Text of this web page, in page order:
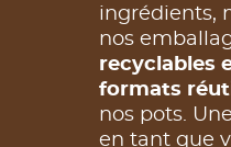
ingrédients,
nos
recyclables
formats
nos pots.
en tant que